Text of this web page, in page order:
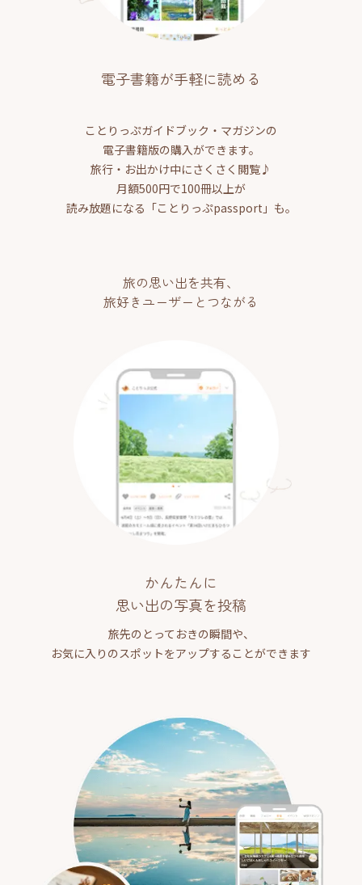
電子書籍が手軽に読める
ことりっぷガイドブック・マガジンの
電子書籍版の購入ができます。
旅行・お出かけ中にさくさく閲覧♪
月額500円で100冊以上が
読み放題になる「ことりっぷpassport」も。
旅の思い出を共有、
旅好きユーザーとつながる
かんたんに
思い出の写真を投稿
旅先のとっておきの瞬間や、
お気に入りのスポットをアップすることができます